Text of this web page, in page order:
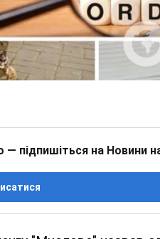
підпишіться на Новини